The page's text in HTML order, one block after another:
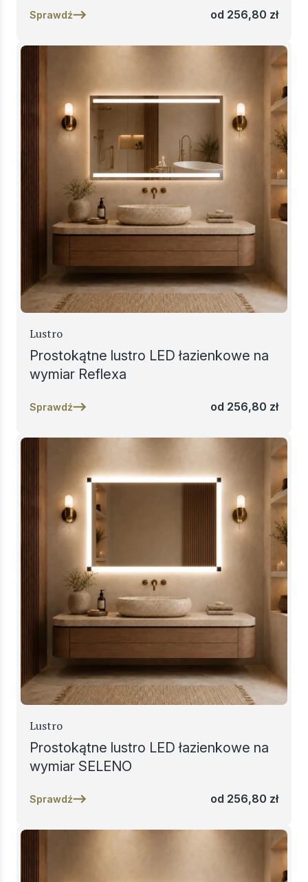
Sprawdź od 256,80 zł
Lustro
Prostokątne lustro LED łazienkowe na
wymiar Reflexa
Sprawdź od 256,80 zł
Lustro
Prostokątne lustro LED łazienkowe na
wymiar SELENO
Sprawdź od 256,80 zł